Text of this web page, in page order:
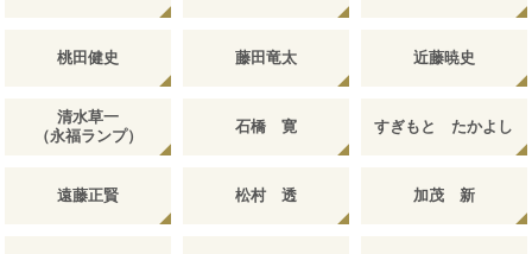
桃田健史 藤田竜太 近藤暁史
清水草一
（永福ランプ）
石橋 寛 すぎもと たかよし
遠藤正賢 松村 透 加茂 新